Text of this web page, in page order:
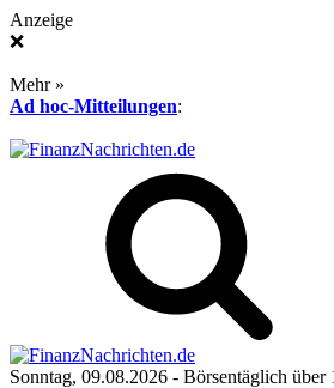
Anzeige
❌
Mehr »
Ad hoc-Mitteilungen:
Sonntag, 09.08.2026 - Börsentäglich über